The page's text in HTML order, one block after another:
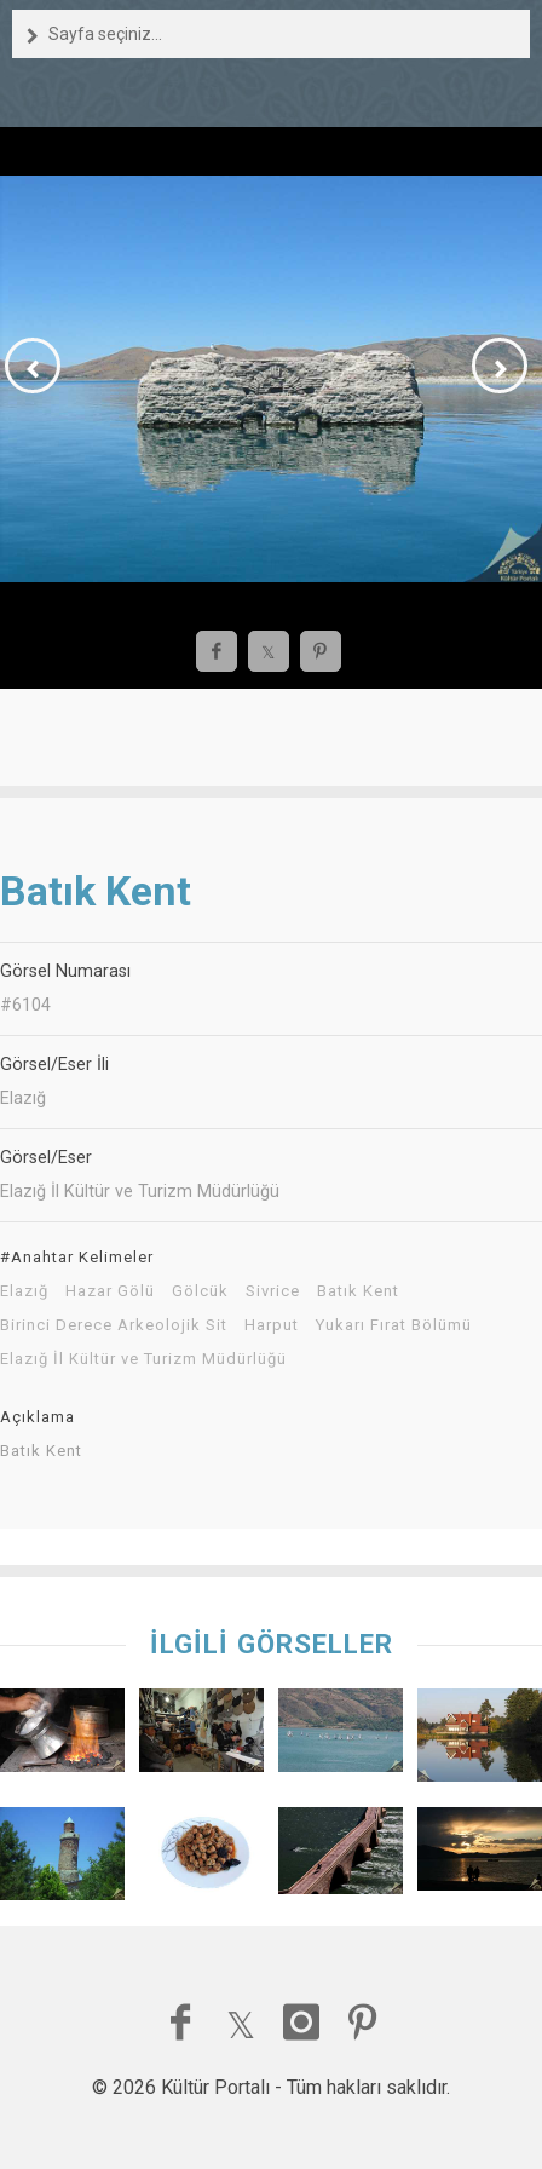
Sayfa seçiniz...
Batık Kent
Görsel Numarası
#6104
Görsel/Eser İli
Elazığ
Görsel/Eser
Elazığ İl Kültür ve Turizm Müdürlüğü
#Anahtar Kelimeler
Elazığ
Hazar Gölü Gölcük Sivrice
Batık Kent
Birinci Derece Arkeolojik Sit
Harput
Yukarı Fırat Bölümü
Elazığ İl Kültür ve Turizm Müdürlüğü
Açıklama
Batık Kent
İLGİLİ GÖRSELLER
© 2026 Kültür Portalı - Tüm hakları saklıdır.